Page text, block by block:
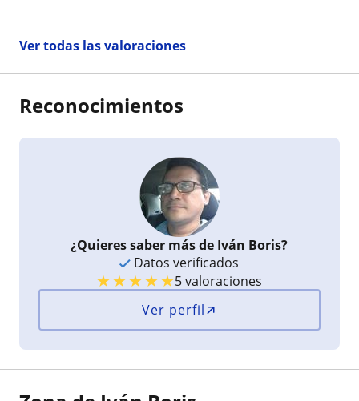
Ver todas las valoraciones
Reconocimientos
¿Quieres saber más de Iván Boris?
Datos verificados
★★★★★5 valoraciones
Ver perfil